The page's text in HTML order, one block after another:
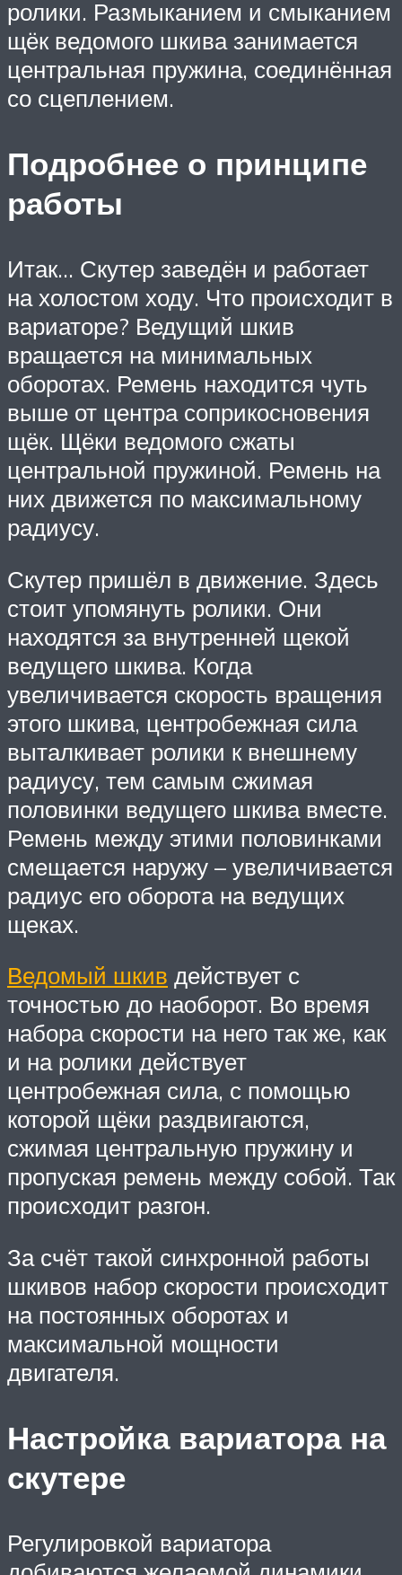
ролики. Размыканием и смыканием
щёк ведомого шкива занимается
центральная пружина, соединённая
со сцеплением.
Подробнее о принципе
работы
Итак… Скутер заведён и работает
на холостом ходу. Что происходит в
вариаторе? Ведущий шкив
вращается на минимальных
оборотах. Ремень находится чуть
выше от центра соприкосновения
щёк. Щёки ведомого сжаты
центральной пружиной. Ремень на
них движется по максимальному
радиусу.
Скутер пришёл в движение. Здесь
стоит упомянуть ролики. Они
находятся за внутренней щекой
ведущего шкива. Когда
увеличивается скорость вращения
этого шкива, центробежная сила
выталкивает ролики к внешнему
радиусу, тем самым сжимая
половинки ведущего шкива вместе.
Ремень между этими половинками
смещается наружу – увеличивается
радиус его оборота на ведущих
щеках.
Ведомый шкив действует с
точностью до наоборот. Во время
набора скорости на него так же, как
и на ролики действует
центробежная сила, с помощью
которой щёки раздвигаются,
сжимая центральную пружину и
пропуская ремень между собой. Так
происходит разгон.
За счёт такой синхронной работы
шкивов набор скорости происходит
на постоянных оборотах и
максимальной мощности
двигателя.
Настройка вариатора на
скутере
Регулировкой вариатора